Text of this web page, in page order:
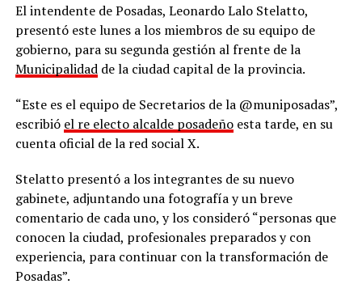
El intendente de Posadas, Leonardo Lalo Stelatto,
presentó este lunes a los miembros de su equipo de
gobierno, para su segunda gestión al frente de la
Municipalidadde la ciudad capital de la provincia.
“Este es el equipo de Secretarios de la @muniposadas”,
escribió el re electo alcalde posadeñoesta tarde, en su
cuenta oficial de la red social X.
Stelatto presentó a los integrantes de su nuevo
gabinete, adjuntando una fotografía y un breve
comentario de cada uno, y los consideró “personas que
conocen la ciudad, profesionales preparados y con
experiencia, para continuar con la transformación de
Posadas”.